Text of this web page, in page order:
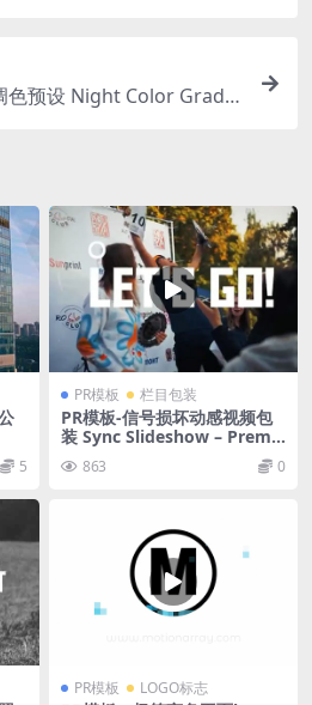
色预设 Night Color Grade
5
PR模板 栏目包装
PR模板-信号损坏动感视频包
装 Sync Slideshow – Premie
re Pro Templates
863 0
PR模板 LOGO标志